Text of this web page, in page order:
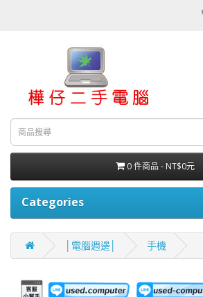
0 件商品 - NT$0元
Categories
│電腦週邊│ 手機